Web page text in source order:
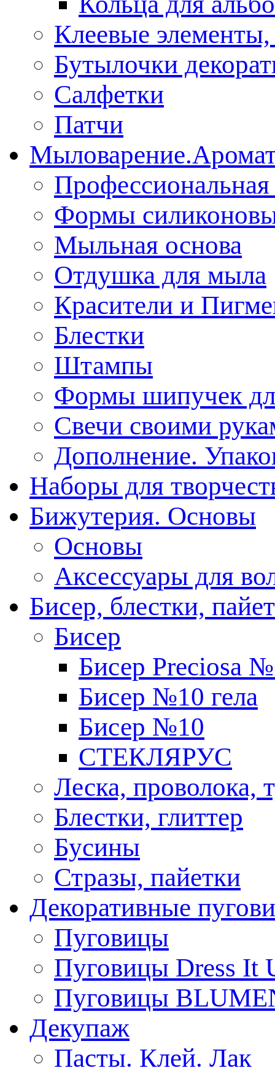
Клеевые элементы,
Бутылочки
Салфетки
Патчи
Формы
Мыльная основа
Отдушка для мыла
Красители и
Блестки
Штампы
Формы шипучек
Свечи своими
Дополнение.
Наборы для
Бижутерия. Основы
Основы
Аксессуары для
Бисер, блестки,
Бисер
Бисер Preciosa
Бисер №10 гела
Бисер №10
СТЕКЛЯРУС
Леска, проволока,
Блестки, глиттер
Бусины
Стразы, пайетки
Декоративные
Пуговицы
Пуговицы Dress It
Пуговицы
Декупаж
Пасты. Клей. Лак